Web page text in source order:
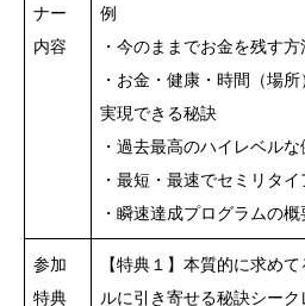
ナー
内容
例
・今のままでお金を残す方
・お金・健康・時間（場
実現できる秘訣
・過去最高のハイレベル
・最短・最速でセミリタ
・瞬速達成プログラムの概
参加
特典
【特典１】本質的に求め
ルに引き寄せる秘訣シー